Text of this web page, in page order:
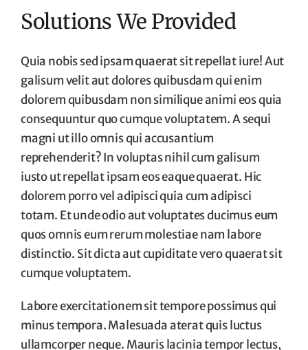
Solutions We Provided
Quia nobis sed ipsam quaerat sit repellat iure! Aut
galisum velit aut dolores quibusdam qui enim
dolorem quibusdam non similique animi eos quia
consequuntur quo cumque voluptatem. A sequi
magni ut illo omnis qui accusantium
reprehenderit? In voluptas nihil cum galisum
iusto ut repellat ipsam eos eaque quaerat. Hic
dolorem porro vel adipisci quia cum adipisci
totam. Et unde odio aut voluptates ducimus eum
quos omnis eum rerum molestiae nam labore
distinctio. Sit dicta aut cupiditate vero quaerat sit
cumque voluptatem.
Labore exercitationem sit tempore possimus qui
minus tempora. Malesuada aterat quis luctus
ullamcorper neque. Mauris lacinia tempor lectus,